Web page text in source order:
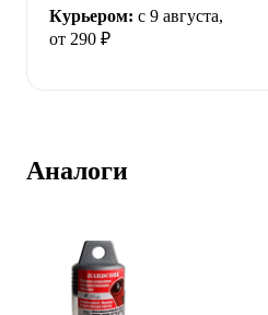
Курьером: c 9 августа,
от 290 ₽
Аналоги